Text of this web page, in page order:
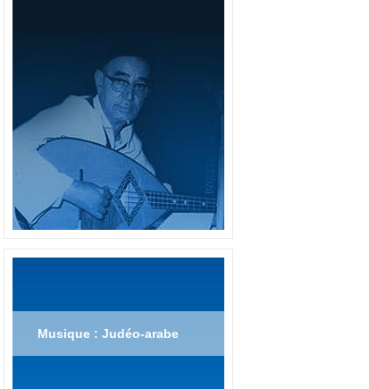
Musique : Judéo-arabe